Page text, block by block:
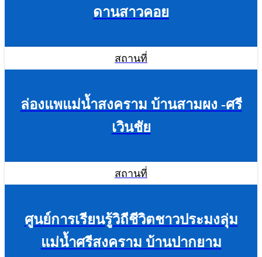
ดานสาวคอย
สถานที่
ล่องแพแม่น้ำสงคราม บ้านสามผง -ศรี
เวินชัย
สถานที่
ศูนย์การเรียนรู้วิถีชีวิตชาวประมงลุ่ม
แม่น้ำศรีสงคราม บ้านปากยาม